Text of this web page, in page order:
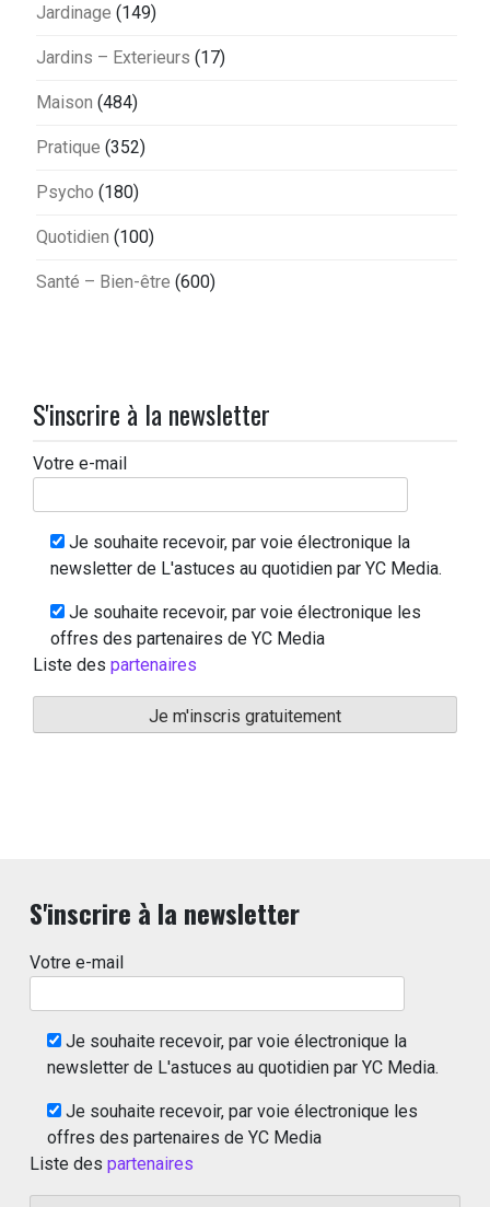
Jardinage (149)
Jardins – Exterieurs (17)
Maison (484)
Pratique (352)
Psycho (180)
Quotidien (100)
Santé – Bien-être (600)
S'inscrire à la newsletter
Votre e-mail
Je souhaite recevoir, par voie électronique la
newsletter de L'astuces au quotidien par YC Media.
Je souhaite recevoir, par voie électronique les
offres des partenaires de YC Media
Liste des partenaires
S'inscrire à la newsletter
Votre e-mail
Je souhaite recevoir, par voie électronique la
newsletter de L'astuces au quotidien par YC Media.
Je souhaite recevoir, par voie électronique les
offres des partenaires de YC Media
Liste des partenaires